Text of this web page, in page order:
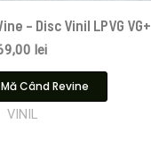
– Disc Vinil LPVG VG+
lei
Când Revine
VINIL